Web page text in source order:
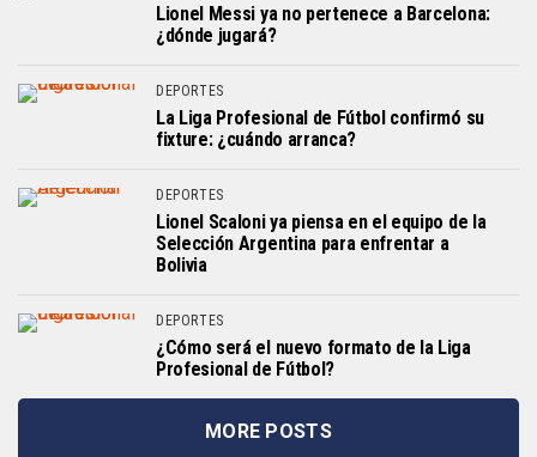
Lionel Messi ya no pertenece a Barcelona:
¿dónde jugará?
DEPORTES
La Liga Profesional de Fútbol confirmó su
fixture: ¿cuándo arranca?
DEPORTES
Lionel Scaloni ya piensa en el equipo de la
Selección Argentina para enfrentar a
Bolivia
DEPORTES
¿Cómo será el nuevo formato de la Liga
Profesional de Fútbol?
MORE POSTS